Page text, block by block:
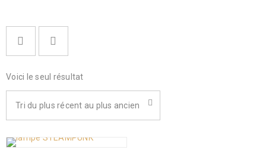
Voici le seul résultat
Tri du plus récent au plus ancien